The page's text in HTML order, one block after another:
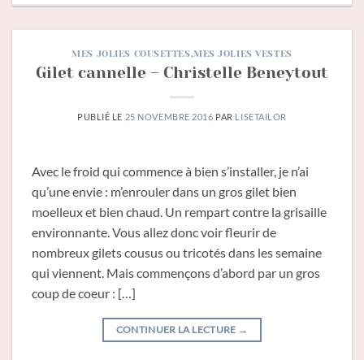
MES JOLIES COUSETTES,MES JOLIES VESTES
Gilet cannelle – Christelle Beneytout
PUBLIÉ LE 25 NOVEMBRE 2016 PAR LISETAILOR
Avec le froid qui commence à bien s’installer, je n’ai
qu’une envie : m’enrouler dans un gros gilet bien
moelleux et bien chaud. Un rempart contre la grisaille
environnante. Vous allez donc voir fleurir de
nombreux gilets cousus ou tricotés dans les semaine
qui viennent. Mais commençons d’abord par un gros
coup de coeur : […]
CONTINUER LA LECTURE →